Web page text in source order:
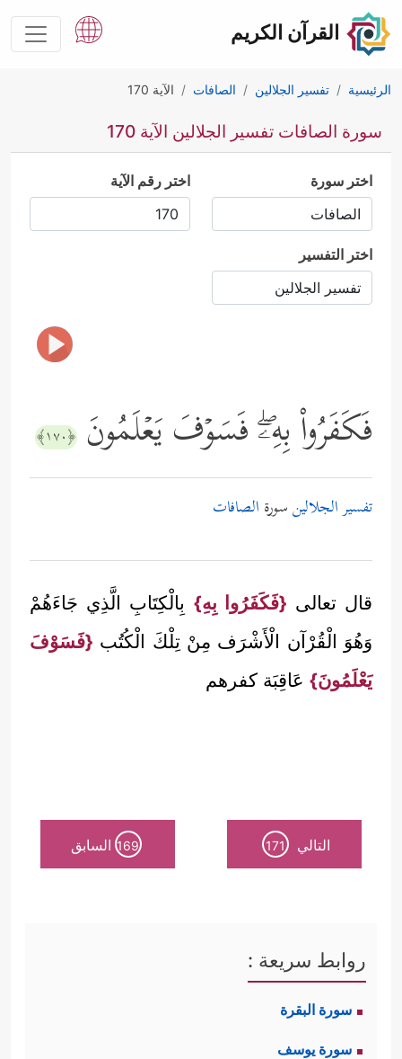
القرآن الكريم
الرئيسية تفسير الجلالين الصافات الآية 170
سورة الصافات تفسير الجلالين الآية 170
اختر سورة اختر رقم الآية
اختر التفسير
فَكَفَرُواْ بِهِۦۖ فَسَوۡفَ یَعۡلَمُونَ ﴿١٧٠﴾
تفسير الجلالينسورة الصافات
قال تعالى {فَكَفَرُوا بِهِ} بِالْكِتَابِ الَّذِي جَاءَهُمْ
وَهُوَ الْقُرْآن الْأَشْرَف مِنْ تِلْكَ الْكُتُب {فَسَوْفَ
يَعْلَمُونَ} عَاقِبَة كفرهم
التالي 171
169 السابق
روابط سريعة :
سورة البقرة
سورة يوسف